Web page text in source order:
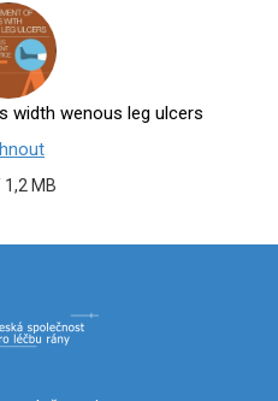
width wenous leg ulcers
1,2 MB